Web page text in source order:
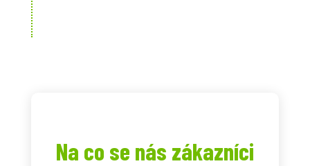
Na co se nás zákazníci